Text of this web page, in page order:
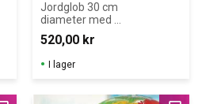
Jordglob 30 cm
diameter med
belysning.
520,00 kr
I lager